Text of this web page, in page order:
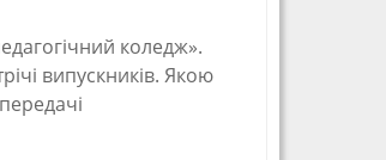
коледж».
випускників. Якою